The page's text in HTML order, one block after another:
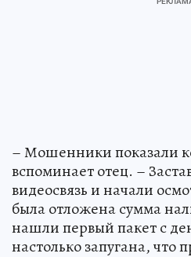
– Мошенники показали
вспоминает отец. –
видеосвязь и начали
была отложена сумма
нашли первый пакет с
настолько запугана, что